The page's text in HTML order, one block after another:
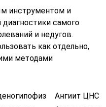
инструментом и
самого
и недугов.
как отдельно,
методами
Ангиит ЦНС